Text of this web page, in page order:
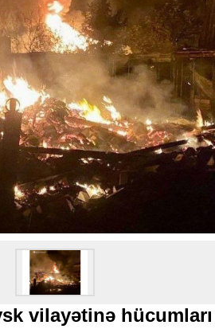
vilayətinə